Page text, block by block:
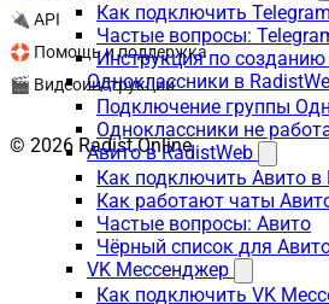
Как подключить
Частые вопросы:
Инструкция по
Одноклассники в
Подключение группы
Одноклассники не
Авито в RadistWeb
Как подключить Авито в
Как работают чаты
Частые вопросы: Авито
Чёрный список для
VK Мессенджер
Как подключить VK
🔌 API
🛟 Помощь и поддержка
🎬 Видеоинструкции
© 2026 Radist.Online